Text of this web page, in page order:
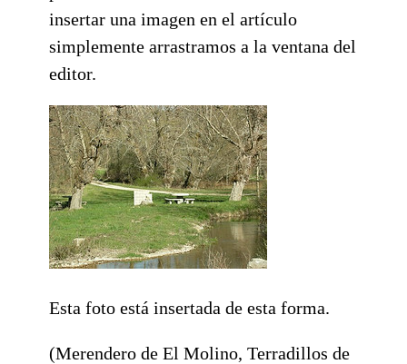
insertar una imagen en el artículo
simplemente arrastramos a la ventana del
editor.
Esta foto está insertada de esta forma.
(Merendero de El Molino, Terradillos de